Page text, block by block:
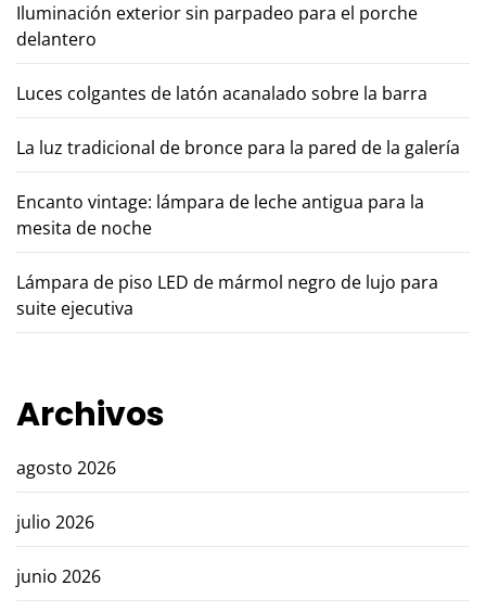
Iluminación exterior sin parpadeo para el porche
delantero
Luces colgantes de latón acanalado sobre la barra
La luz tradicional de bronce para la pared de la galería
Encanto vintage: lámpara de leche antigua para la
mesita de noche
Lámpara de piso LED de mármol negro de lujo para
suite ejecutiva
Archivos
agosto 2026
julio 2026
junio 2026